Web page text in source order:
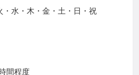
・水・木・金・土・日・祝
間程度